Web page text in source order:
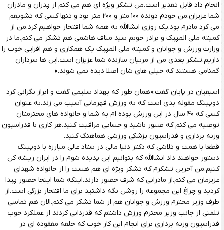
انجام داد قابل تقدیر است.من تشکر ویژه ای هم می کنم از پدران و مادران
شما عزیزان.من خودم دونده ۱۰۰ متر و ۲۰۰ متر بود و تنها کسی که تشویقم
می کرد مادرم بود.یک روزی انشاالله به همه شما افتخار خواهیم کرد.من از
کمیته ملی المپیک و برادر خوبم سید مناف هاشمی هم تشکر می کنم.ما در
وزارت ورزش و جوانان و کمیته ملی المپیک یک همکاری و هم افزایی خوب را
داریم.تشکر بعدی من از مربیان سازنده شما عزیزان است.این ها سرداران
گمنامی هستند که خیلی های شان اصلا دیده نمی شوند.»
اسبقیان در پایان گفت:«همان طور که بهداد سلیمی گفت و ابراز نگرانی کرد
دوپینگ مقوله بدی است که به ورزش قهرمانی آسیب می زند.به عنوان
کسی که ۴۰ سال در این ورزش بوده ام به شما و خانواده های محترمتان
توصیه می کنم که صبور باشید و حسابی مراقبت کنید.هر کاری با فدراسیون
وزنه برداری و فدراسیون پزشکی ورزشی هماهنگ کنید.
قطعا با همت و تلاشی که دکتر دنیا مالی در ستاد عالی مبارزه با دوپینگ
دستور خواهند داد انشاالله که بتوانیم این پدیده شوم را در ایران ریشه کن
کنیم.من آخرین تشکرم که تشکر ویژه ای هم هست را از خانواده شهدای
عزیزمان می کنم.از مادرانی که شرف حضور دارند.اینکه شما اینجا حضور پیدا
کردید و چراغ این مجموعه را روشن نگه داشتید برای ما افتخار بزرگی است.از
طرف وزیر محترم ورزش و جوانان هم از شما تشکر می کنم.الان هم تماسی
تلفنی از جانب وزیر محترم ورزش داشتم که قدردانی کردند از عملکرد خوب
فدراسیون وزنه برداری برای انجام این کار خوب که حلقه مفقوده ای در